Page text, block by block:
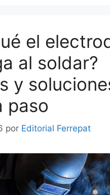
el
al soldar?
y
paso
por Editorial Ferrepat